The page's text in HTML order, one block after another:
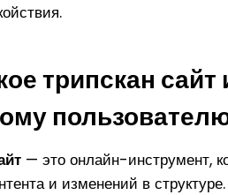
трипскан
— это онлайн-инструмент,
и изменений в